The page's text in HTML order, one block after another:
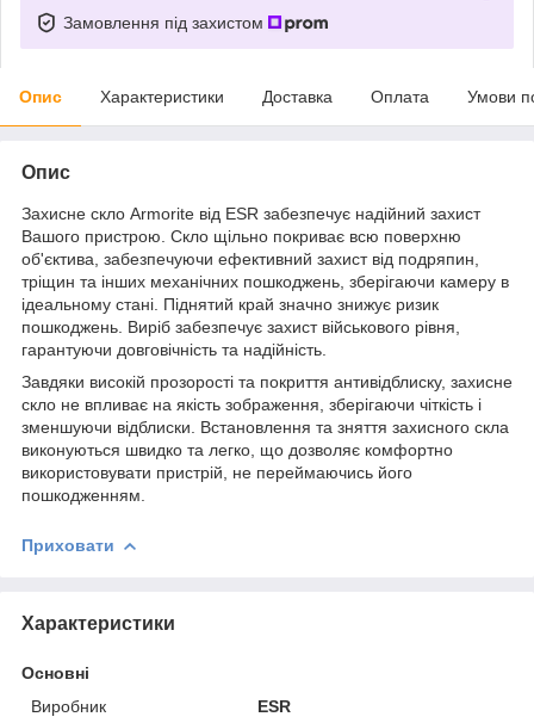
Замовлення під захистом
Опис Характеристики Доставка Оплата Умови
Опис
Захисне скло Armorite від ESR забезпечує надійний захист
Вашого пристрою. Скло щільно покриває всю поверхню
об'єктива, забезпечуючи ефективний захист від подряпин,
тріщин та інших механічних пошкоджень, зберігаючи камеру в
ідеальному стані. Піднятий край значно знижує ризик
пошкоджень. Виріб забезпечує захист військового рівня,
гарантуючи довговічність та надійність.
Завдяки високій прозорості та покриття антивідблиску, захисне
скло не впливає на якість зображення, зберігаючи чіткість і
зменшуючи відблиски. Встановлення та зняття захисного скла
виконуються швидко та легко, що дозволяє комфортно
використовувати пристрій, не переймаючись його
пошкодженням.
Приховати
Характеристики
Основні
Виробник
ESR